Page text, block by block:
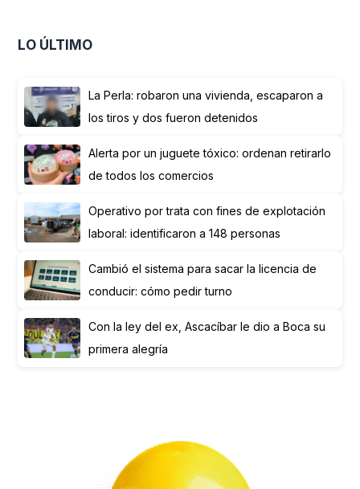
LO ÚLTIMO
La Perla: robaron una vivienda, escaparon a
los tiros y dos fueron detenidos
Alerta por un juguete tóxico: ordenan retirarlo
de todos los comercios
Operativo por trata con fines de explotación
laboral: identificaron a 148 personas
Cambió el sistema para sacar la licencia de
conducir: cómo pedir turno
Con la ley del ex, Ascacíbar le dio a Boca su
primera alegría